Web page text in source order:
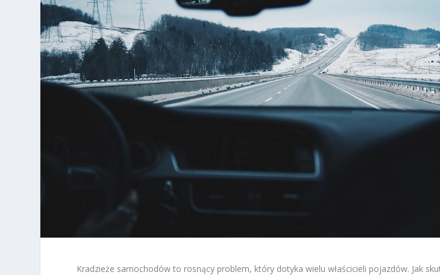
Kradzieże samochodów to rosnący problem, który dotyka wielu właścicieli pojazdów. Jak